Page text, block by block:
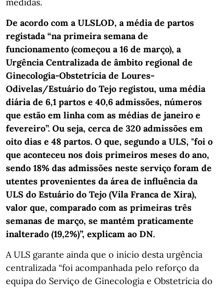
De acordo com a ULSLOD, a média de partos
registada “na primeira semana de
funcionamento (começou a 16 de março), a
Urgência Centralizada de âmbito regional de
Ginecologia-Obstetrícia de Loures-
Odivelas/Estuário do Tejo registou, uma média
diária de 6,1 partos e 40,6 admissões, números
que estão em linha com as médias de janeiro e
fevereiro”. Ou seja, cerca de 320 admissões em
oito dias e 48 partos. O que, segundo a ULS, "foi o
que aconteceu nos dois primeiros meses do ano,
sendo 18% das admissões neste serviço foram de
utentes provenientes da área de influência da
ULS do Estuário do Tejo (Vila Franca de Xira),
valor que, comparado com as primeiras três
semanas de março, se mantém praticamente
inalterado (19,2%)”, explicam ao DN.
A ULS garante ainda que o início desta urgência
centralizada “foi acompanhada pelo reforço da
equipa do Serviço de Ginecologia e Obstetrícia do